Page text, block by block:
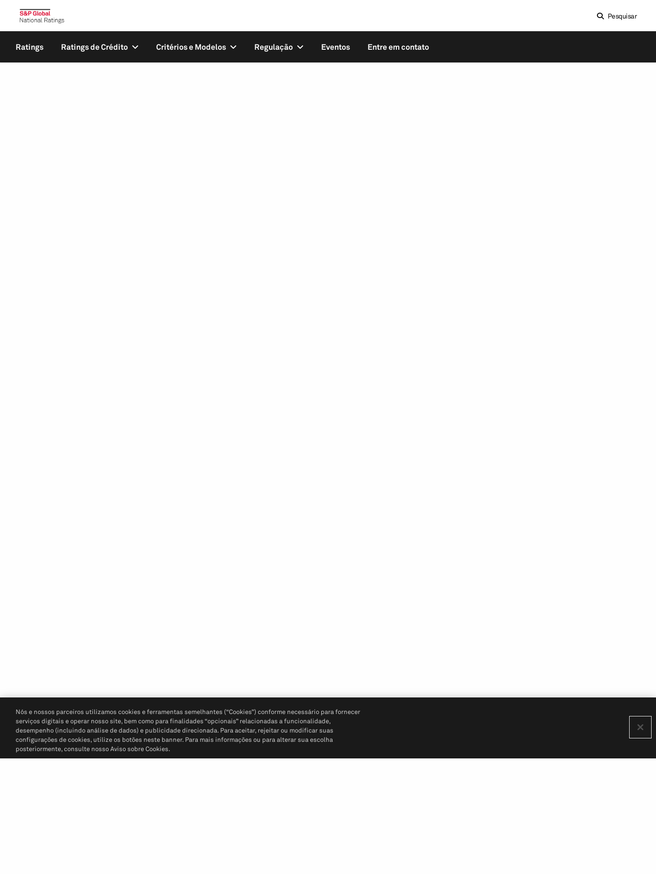
Pesquisar
Ratings Ratings de Crédito Critérios e Modelos Regulação Eventos Entre em contato
Nós e nossos parceiros utilizamos cookies e ferramentas semelhantes (“Cookies”) conforme necessário para fornecer
serviços digitais e operar nosso site, bem como para finalidades “opcionais” relacionadas a funcionalidade,
desempenho (incluindo análise de dados) e publicidade direcionada. Para aceitar, rejeitar ou modificar suas
configurações de cookies, utilize os botões neste banner. Para mais informações ou para alterar sua escolha
posteriormente, consulte nosso Aviso sobre Cookies.